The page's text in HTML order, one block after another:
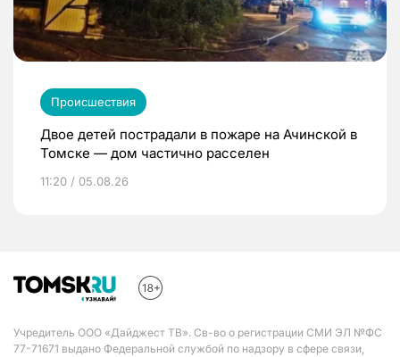
Происшествия
Двое детей пострадали в пожаре на Ачинской в
Томске — дом частично расселен
11:20 / 05.08.26
Учредитель ООО «Дайджест ТВ». Св-во о регистрации СМИ ЭЛ №ФС
77-71671 выдано Федеральной службой по надзору в сфере связи,